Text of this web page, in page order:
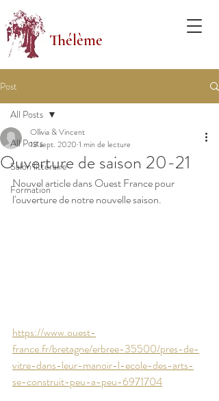
Thélème
Post
All Posts
Salon littéraire
Formation
All Posts
Ouverture de saison 20-21
Ollivia & Vincent
13 sept. 2020 1 min de lecture
Nouvel article dans Ouest France pour
l'ouverture de notre nouvelle saison.
https://www.ouest-
france.fr/bretagne/erbree-35500/pres-de-
vitre-dans-leur-manoir-l-ecole-des-arts-
se-construit-peu-a-peu-6971704